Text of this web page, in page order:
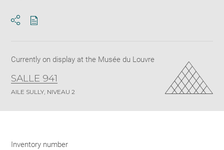
Currently on display at the Musée du Louvre
SALLE 941
AILE SULLY, NIVEAU 2
Inventory number